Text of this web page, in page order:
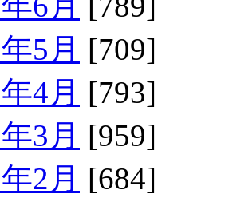
5月 [709]
4月 [793]
3月 [959]
2月 [684]